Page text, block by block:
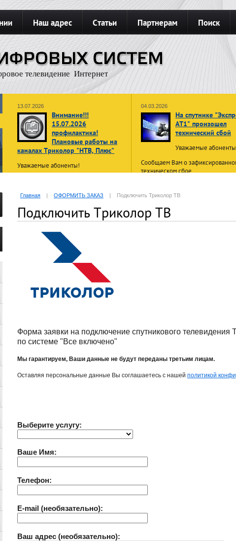
Наш адрес Статьи Партнерам Поиск
Карта сайта Подключить интернет
телевидение Интернет
13.07.2026
Внимание!!!
15.07.2026
профилактика!
Плановые работы на
каналах Триколор "НТВ, Плюс"
Уважаемые абоненты!
2026 г. с 02:00 до 10:00 по
телеканалов операторов НТВ ПЛЮС
и Триколор может быть недоступен.
Убедительная просьба в указанный
период не производить поиск
каналов и не перезагружать
спутниковое оборудование.
Вещание телеканалов и доступность
автоматически по завершении
04.03.2026
На спутнике
АТ1" произошел
технический сбой
Уважаемые
Сообщаем Вам о
техническом сбое.
возможны помехи и
Абоненты видят надпись «Нет
Главная | ОФОРМИТЬ ЗАКАЗ | Подключить Триколор ТВ
Подключить Триколор ТВ
Форма заявки на подключение спутникового телевидения
по системе "Все включено"
Мы гарантируем, Ваши данные не будут переданы третьим лицам.
Оставляя персональные данные Вы соглашаетесь с нашей политикой
Выберите услугу:
Ваше Имя:
Телефон:
E-mail (необязательно):
Ваш адрес (необязательно):